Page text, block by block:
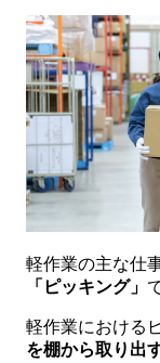
軽作業の主な仕
「ピッキング」
軽作業における
を棚から取り出